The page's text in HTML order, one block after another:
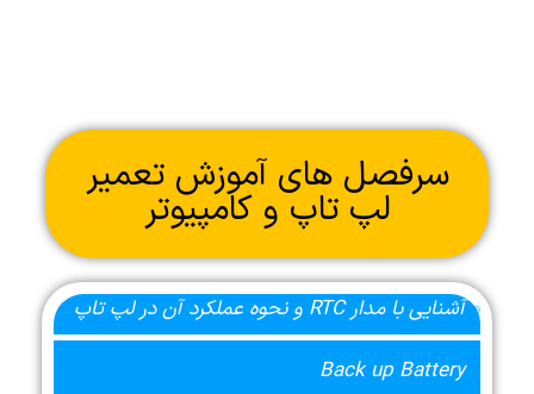
سرفصل های آموزش تعمیر
لپ تاپ و کامپیوتر
آشنایی با مدار RTC و نحوه عملکرد آن در لپ تاپ
Back up Battery